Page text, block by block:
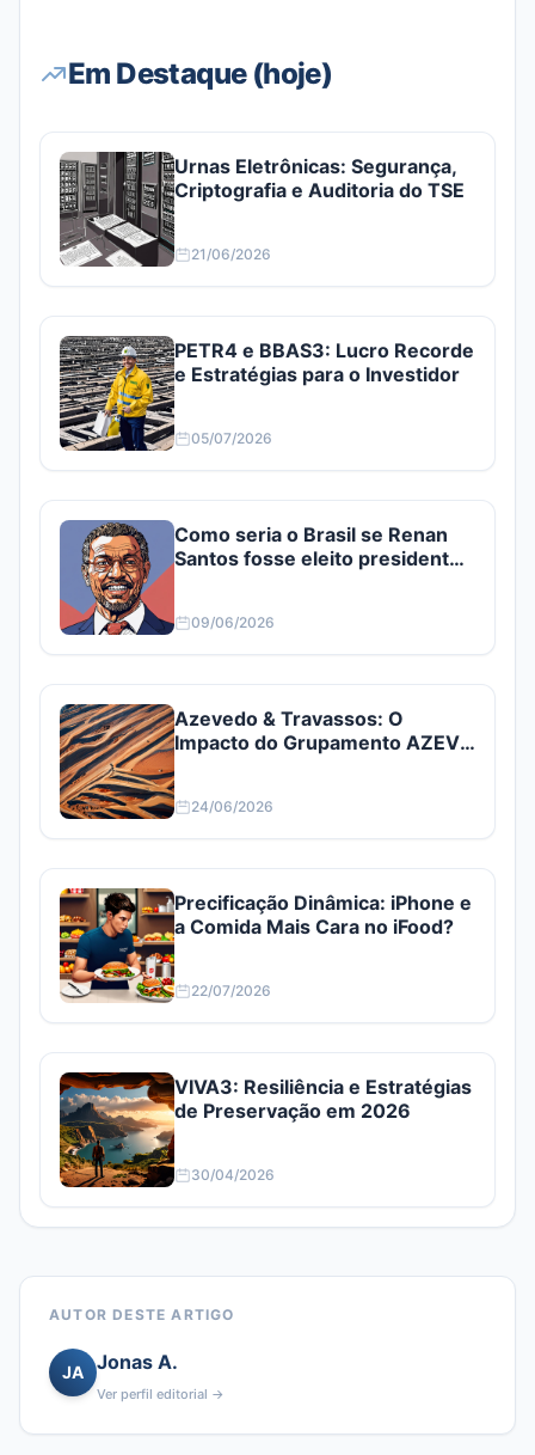
Em Destaque (hoje)
Urnas Eletrônicas: Segurança,
Criptografia e Auditoria do TSE
21/06/2026
PETR4 e BBAS3: Lucro Recorde
e Estratégias para o Investidor
05/07/2026
Como seria o Brasil se Renan
Santos fosse eleito presidente?
09/06/2026
Azevedo & Travassos: O
Impacto do Grupamento AZEV3
24/06/2026
Precificação Dinâmica: iPhone e
a Comida Mais Cara no iFood?
22/07/2026
VIVA3: Resiliência e Estratégias
de Preservação em 2026
30/04/2026
AUTOR DESTE ARTIGO
JA Jonas A.
Ver perfil editorial →